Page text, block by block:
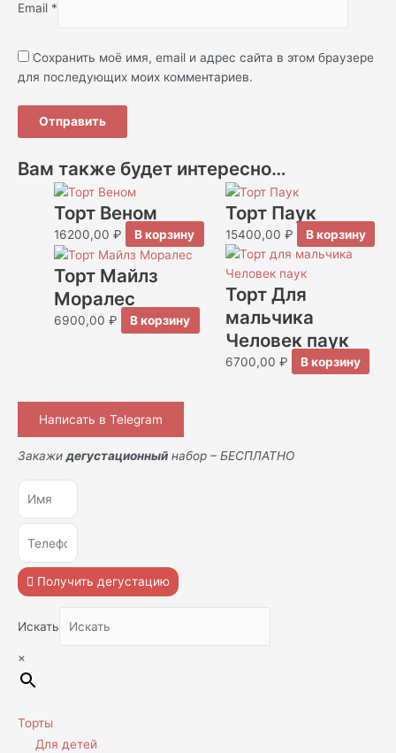
Email *
Сохранить моё имя, email и адрес сайта в этом браузере
для последующих моих комментариев.
Вам также будет интересно…
Торт Веном
16200,00₽ В корзину
Торт Паук
15400,00 ₽ В корзину
Торт Майлз
Моралес
6900,00₽ В корзину
Торт Для
мальчика
Человек паук
6700,00 ₽ В корзину
Написать в Telegram
Закажи дегустационный набор – БЕСПЛАТНО
Получить дегустацию
Искать
×
Торты
Для детей